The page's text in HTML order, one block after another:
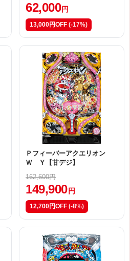
62,000 円
13,000円OFF (-17%)
Ｐフィーバーアクエリオン
Ｗ Ｙ【甘デジ】
162,600円
149,900円
12,700円OFF (-8%)